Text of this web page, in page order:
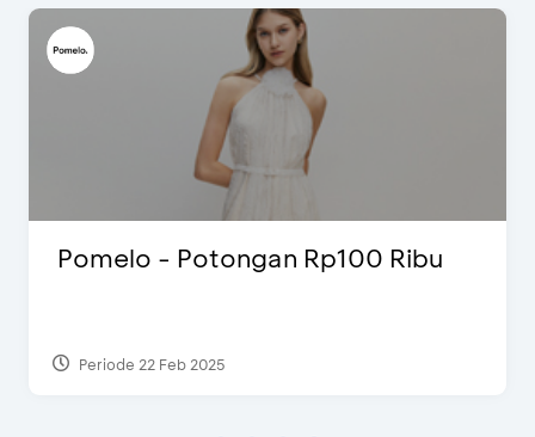
Rp100 Ribu
Blink Beauty